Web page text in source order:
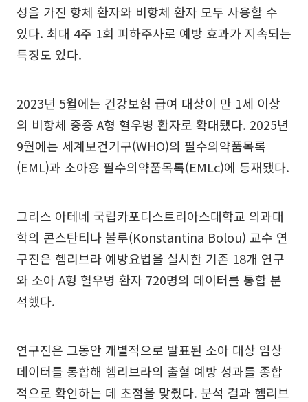
성을 가진 항체 환자와 비항체 환자 모두 사용할 수
있다. 최대 4주 1회 피하주사로 예방 효과가 지속되는
특징도 있다.
2023년 5월에는 건강보험 급여 대상이 만 1세 이상
의 비항체 중증 A형 혈우병 환자로 확대됐다. 2025년
9월에는 세계보건기구(WHO)의 필수의약품목록
(EML)과 소아용 필수의약품목록(EMLc)에 등재됐다.
그리스 아테네 국립카포디스트리아스대학교 의과대
학의 콘스탄티나 볼루(Konstantina Bolou) 교수 연
구진은 헴리브라 예방요법을 실시한 기존 18개 연구
와 소아 A형 혈우병 환자 720명의 데이터를 통합 분
석했다.
연구진은 그동안 개별적으로 발표된 소아 대상 임상
데이터를 통합해 헴리브라의 출혈 예방 성과를 종합
적으로 확인하는 데 초점을 맞췄다. 분석 결과 헴리브